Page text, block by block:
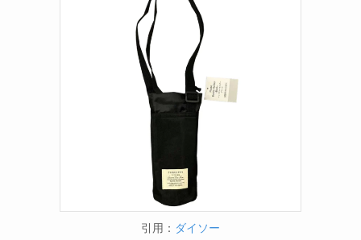
すく解説！
【100均】ダイソー/
セリア等でチャイル
ドシートカバーは買
える？代用品＆おす
すめ通販も紹介！
【100均】ダイソー/
セリア等でテントロ
ープ用LEDライトは
引用： ダイソー